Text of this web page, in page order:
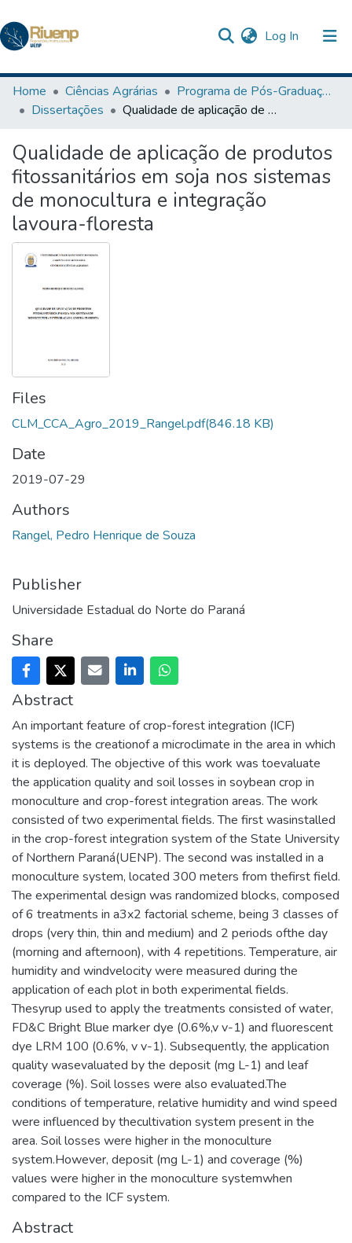
Log In (current)
Communities & Collections
Browse DSpace
Statistics
Home Ciências Agrárias
Programa de Pós-Graduação em Agronomia
Dissertações
Qualidade de aplicação de produtos fitossanitários em soja nos sistemas de monocultura e integração lavoura-floresta
Qualidade de aplicação de produtos
fitossanitários em soja nos sistemas
de monocultura e integração
lavoura-floresta
Files
CLM_CCA_Agro_2019_Rangel.pdf(846.18 KB)
Date
2019-07-29
Authors
Rangel, Pedro Henrique de Souza
Publisher
Universidade Estadual do Norte do Paraná
Share
Abstract
An important feature of crop-forest integration (ICF)
systems is the creationof a microclimate in the area in which
it is deployed. The objective of this work was toevaluate
the application quality and soil losses in soybean crop in
monoculture and crop-forest integration areas. The work
consisted of two experimental fields. The first wasinstalled
in the crop-forest integration system of the State University
of Northern Paraná(UENP). The second was installed in a
monoculture system, located 300 meters from thefirst field.
The experimental design was randomized blocks, composed
of 6 treatments in a3x2 factorial scheme, being 3 classes of
drops (very thin, thin and medium) and 2 periods ofthe day
(morning and afternoon), with 4 repetitions. Temperature, air
humidity and windvelocity were measured during the
application of each plot in both experimental fields.
Thesyrup used to apply the treatments consisted of water,
FD&C Bright Blue marker dye (0.6%,v v-1) and fluorescent
dye LRM 100 (0.6%, v v-1). Subsequently, the application
quality wasevaluated by the deposit (mg L-1) and leaf
coverage (%). Soil losses were also evaluated.The
conditions of temperature, relative humidity and wind speed
were influenced by thecultivation system present in the
area. Soil losses were higher in the monoculture
system.However, deposit (mg L-1) and coverage (%)
values were higher in the monoculture systemwhen
compared to the ICF system.
Abstract